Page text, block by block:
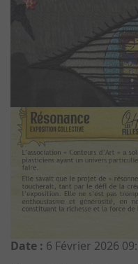
Date : 6 Février 2026